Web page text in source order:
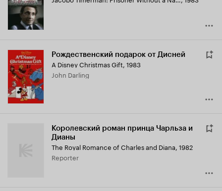
Рождественский подарок от Дисней
A Disney Christmas Gift, 1983
John Darling
Королевский роман принца Чарльза и
Дианы
The Royal Romance of Charles and Diana, 1982
Reporter